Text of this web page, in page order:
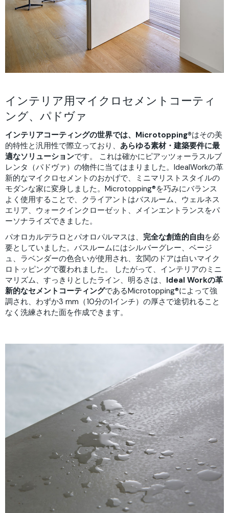
インテリア用マイクロセメントコーティ
ング、パドヴァ
インテリアコーティングの世界では、Microtopping®️はその美
的特性と汎用性で際立っており、 あらゆる素材・建築要件に最
適なソリューションです。 これは確かにピアッツォーラスルブ
レンタ（パドヴァ）の物件に当てはまりました。IdealWorkの革
新的なマイクロセメントのおかげで、ミニマリストスタイルの
モダンな家に変身しました。Microtopping®️を巧みにバランス
よく使用することで、クライアントはバスルーム、ウェルネス
エリア、ウォークインクローゼット、メインエントランスをパ
ーソナライズできました。
パオロカルデラロとパオロパルマスは、 完全な創造的自由を必
要としていました。バスルームにはシルバーグレー、ベージ
ュ、ラベンダーの色合いが使用され、玄関のドアは白いマイク
ロトッピングで覆われました。 したがって、インテリアのミニ
マリズム、すっきりとしたライン、明るさは、 Ideal Workの革
新的なセメントコーティングであるMicrotopping®️によって強
調され、わずか3 mm（10分の1インチ）の厚さで途切れること
なく洗練された面を作成できます。